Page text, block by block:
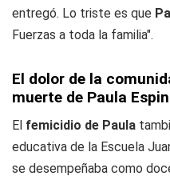
entregó. Lo triste es que
Fuerzas a toda la familia".
El dolor de la
muerte de Paula
El femicidio de Paula
educativa de la Escuela
se desempeñaba como